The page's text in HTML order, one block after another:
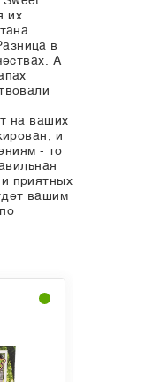
их
в
А
на ваших
и
- то
приятных
вашим